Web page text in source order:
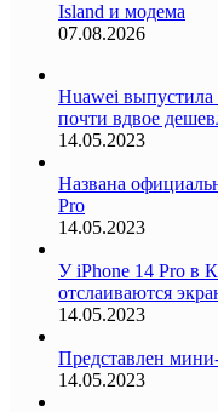
Island и модема
07.08.2026
Huawei
почти вдвое
14.05.2023
Названа
Pro
14.05.2023
У iPhone 14 Pro в
отслаиваются
14.05.2023
Представлен
14.05.2023